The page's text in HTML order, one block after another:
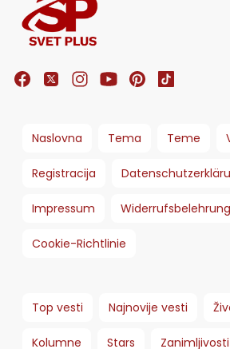
Naslovna Tema Teme
Registracija
Impressum Widerrufsbelehrung
Cookie-Richtlinie
Top vesti Najnovije vesti
Kolumne Stars Zanimljivosti